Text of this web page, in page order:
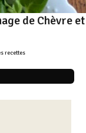
de Chèvre et
recettes